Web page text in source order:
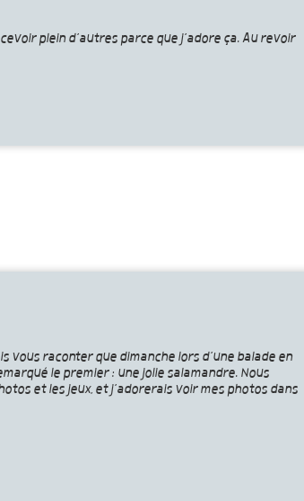
plein d’autres parce que j’adore ça. Au revoir
vous raconter que dimanche lors d’une balade en
le premier : une jolie salamandre. Nous
et les jeux, et j’adorerais voir mes photos dans